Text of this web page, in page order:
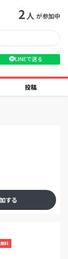
2人 が参加中
LINEで送る
投稿
する
料